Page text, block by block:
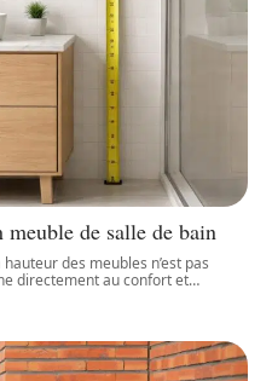
meuble de salle de bain
des meubles n’est pas
directement au confort et…